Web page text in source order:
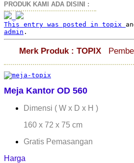
PRODUK KAMI ADA DISINI :
This entry was posted in topix
admin .
Merk Produk : TOPIX
Meja Kantor OD 560
Dimensi ( W x D x H )
160 x 72 x 75 cm
Gratis Pemasangan
Harga